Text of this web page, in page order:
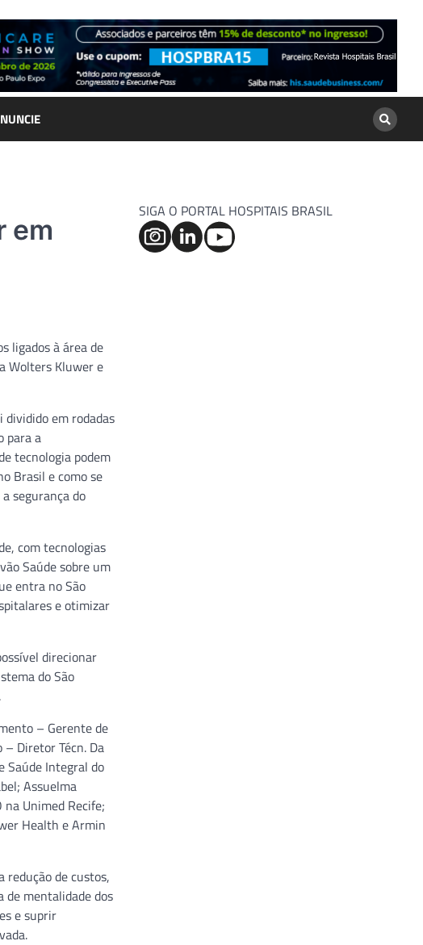
em
ligados à área de
Wolters Kluwer e
dividido em rodadas
para a
tecnologia podem
Brasil e como se
segurança do
com tecnologias
Saúde sobre um
entra no São
e otimizar
direcionar
do São
– Gerente de
– Diretor Técn. Da
Saúde Integral do
Assuelma
Unimed Recife;
Health e Armin
de custos,
de mentalidade dos
e suprir
SIGA O PORTAL HOSPITAIS BRASIL